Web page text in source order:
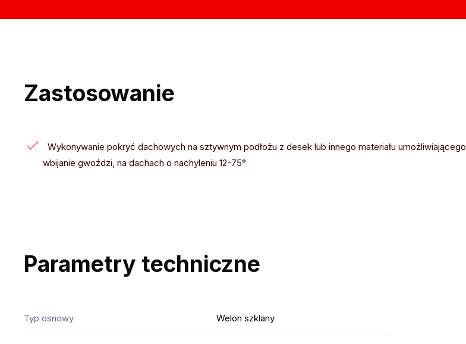
Zastosowanie
Wykonywanie pokryć dachowych na sztywnym podłożu z desek lub innego materiału umożliwiającego
wbijanie gwoździ, na dachach o nachyleniu 12-75°
Parametry techniczne
Typ osnowy Welon szklany